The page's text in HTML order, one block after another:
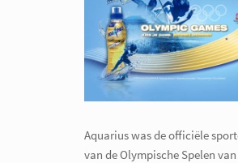
Aquarius was de officiële
van de Olympische Spelen van